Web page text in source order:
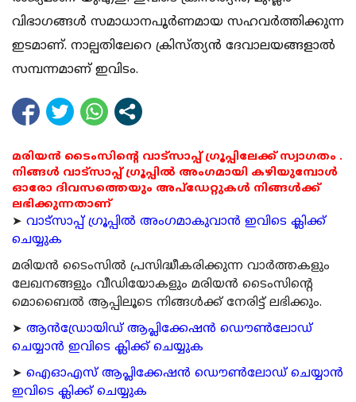
വിഭാഗങ്ങള്‍ സമാധാനപൂര്‍ണമായ സഹവര്‍ത്തിക്കുന്ന
ഇടമാണ്. നാല്പതിലേറെ ക്രിസ്ത്യന്‍ ദേവാലയങ്ങളാല്‍
സമ്പന്നമാണ് ഇവിടം.
മരിയൻ ടൈംസിന്റെ വാട്സാപ്പ് ഗ്രൂപ്പിലേക്ക് സ്വാഗതം .
നിങ്ങൾ വാട്സാപ്പ് ഗ്രൂപ്പിൽ അംഗമായി കഴിയുമ്പോൾ
ഓരോ ദിവസത്തെയും അപ്ഡേറ്റുകൾ നിങ്ങൾക്ക്
ലഭിക്കുന്നതാണ്
➤ വാട്സാപ്പ് ഗ്രൂപ്പിൽ അംഗമാകുവാൻ ഇവിടെ ക്ലിക്ക്
ചെയ്യുക
മരിയന്‍ ടൈംസില്‍ പ്രസിദ്ധീകരിക്കുന്ന വാര്‍ത്തകളും
ലേഖനങ്ങളും വീഡിയോകളും മരിയന്‍ ടൈംസിന്റെ
മൊബൈല്‍ ആപ്പിലൂടെ നിങ്ങള്‍ക്ക് നേരിട്ട് ലഭിക്കും.
➤ ആന്‍ഡ്രോയിഡ് ആപ്ലിക്കേഷന്‍ ഡൌണ്‍ലോഡ്
ചെയ്യാന്‍ ഇവിടെ ക്ലിക്ക് ചെയ്യുക
➤ ഐഓഎസ് ആപ്ലിക്കേഷന്‍ ഡൌണ്‍ലോഡ് ചെയ്യാന്‍
ഇവിടെ ക്ലിക്ക് ചെയ്യുക